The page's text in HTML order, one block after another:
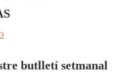
butlletí setmanal